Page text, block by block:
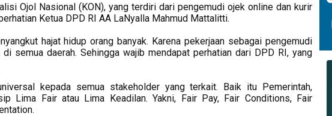
Ojol Nasional (KON), yang terdiri dari pengemudi ojek online dan kurir
Ketua DPD RI AA LaNyalla Mahmud Mattalitti.
hajat hidup orang banyak. Karena pekerjaan sebagai pengemudi
semua daerah. Sehingga wajib mendapat perhatian dari DPD RI, yang
kepada semua stakeholder yang terkait. Baik itu Pemerintah,
Lima Fair atau Lima Keadilan. Yakni, Fair Pay, Fair Conditions, Fair